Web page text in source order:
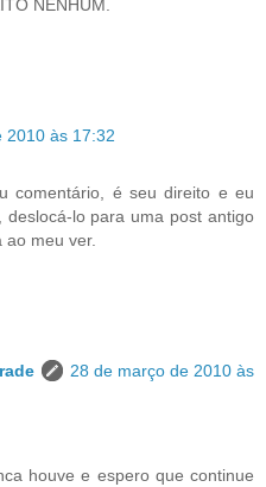
NENHUM.
2010 às 17:32
comentário, é seu direito e eu
deslocá-lo para uma post antigo
meu ver.
28 de março de 2010 às
houve e espero que continue